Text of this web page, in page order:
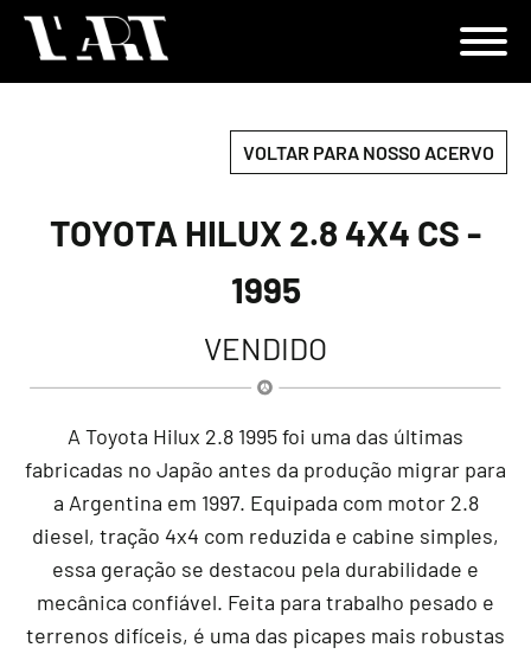
VOLTAR PARA NOSSO ACERVO
TOYOTA HILUX 2.8 4X4 CS -
1995
VENDIDO
A Toyota Hilux 2.8 1995 foi uma das últimas
fabricadas no Japão antes da produção migrar para
a Argentina em 1997. Equipada com motor 2.8
diesel, tração 4x4 com reduzida e cabine simples,
essa geração se destacou pela durabilidade e
mecânica confiável. Feita para trabalho pesado e
terrenos difíceis, é uma das picapes mais robustas